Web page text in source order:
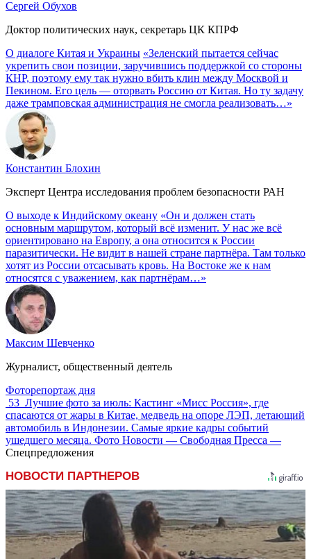
Сергей Обухов
Доктор политических наук, секретарь ЦК КПРФ
О диалоге Китая и Украины «Зеленский пытается сейчас
укрепить свои позиции, заручившись поддержкой со стороны
КНР, поэтому ему так нужно вбить клин между Москвой и
Пекином. Его цель — оторвать Россию от Китая. Но ту задачу
даже трамповская администрация не смогла реализовать…»
Константин Блохин
Эксперт Центра исследования проблем безопасности РАН
О выходе к Индийскому океану «Он и должен стать
основным маршрутом, который всё изменит. У нас же всё
ориентировано на Европу, а она относится к России
паразитически. Не видит в нашей стране партнёра. Там только
хотят из России отсасывать кровь. На Востоке же к нам
относятся с уважением, как партнёрам…»
Максим Шевченко
Журналист, общественный деятель
Фоторепортаж дня
53 Лучшие фото за июль: Кастинг «Мисс Россия», где
спасаются от жары в Китае, медведь на опоре ЛЭП, летающий
автомобиль в Индонезии. Самые яркие кадры событий
ушедшего месяца. Фото Новости — Свободная Пресса —
Спецпредложения
НОВОСТИ ПАРТНЕРОВ